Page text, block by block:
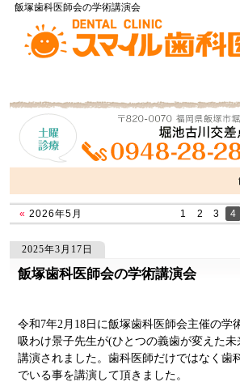
飯塚歯科医師会の学術講演会
«2026年5月 1 2 3 4
2025年3月17日
飯塚歯科医師会の学術講演会
594
594
令和7年2月18日に飯塚歯科医師会主催の学
吸わけ景子先生が(ひとつの義歯が変えた
講演されました。歯科医師だけではなく歯
でいる事を講演して頂きました。
「令和６年適的塾研修会」
「適的塾最後の塾生」